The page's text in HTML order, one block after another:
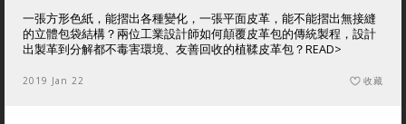
一張方形色紙，能摺出各種變化，一張平面皮革，能不能摺出無接縫
的立體包袋結構？兩位工業設計師如何顛覆皮革包的傳統製程，設計
出製革到分解都不毒害環境、友善回收的植鞣皮革包？READ>
2019 Jan 22 收藏